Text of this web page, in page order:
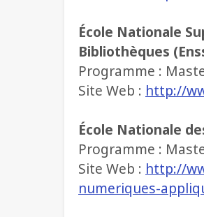
École Nationale
Bibliothèques
Programme :
Site Web : http://
École Nationale
Programme :
Site Web : http://
numeriques-